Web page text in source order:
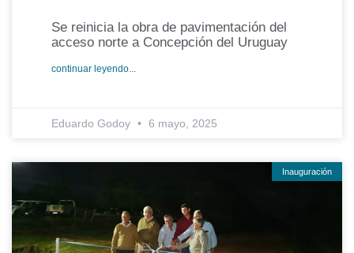
Se reinicia la obra de pavimentación del
acceso norte a Concepción del Uruguay
continuar leyendo...
Eduardo Godoy 6 mayo, 2025
Inauguración